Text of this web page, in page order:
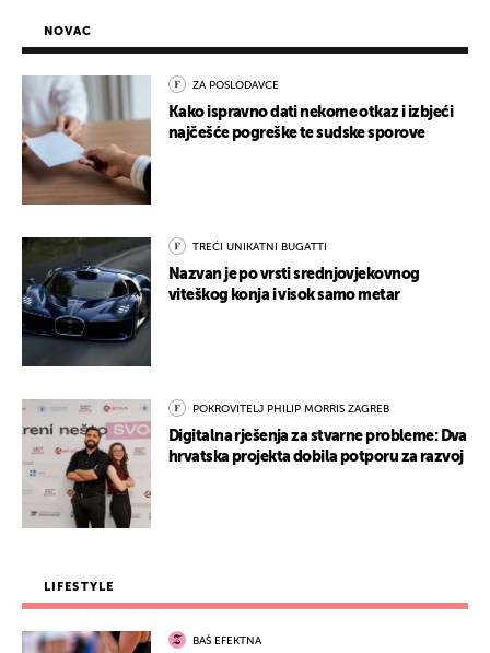
NOVAC
ZA POSLODAVCE
Kako ispravno dati nekome otkaz i izbjeći
najčešće pogreške te sudske sporove
TREĆI UNIKATNI BUGATTI
Nazvan je po vrsti srednjovjekovnog
viteškog konja i visok samo metar
POKROVITELJ PHILIP MORRIS ZAGREB
Digitalna rješenja za stvarne probleme: Dva
hrvatska projekta dobila potporu za razvoj
LIFESTYLE
BAŠ EFEKTNA